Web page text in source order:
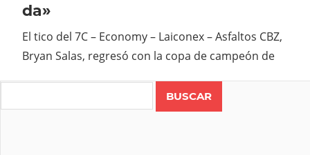
da»
El tico del 7C – Economy – Laiconex – Asfaltos CBZ,
Bryan Salas, regresó con la copa de campeón de